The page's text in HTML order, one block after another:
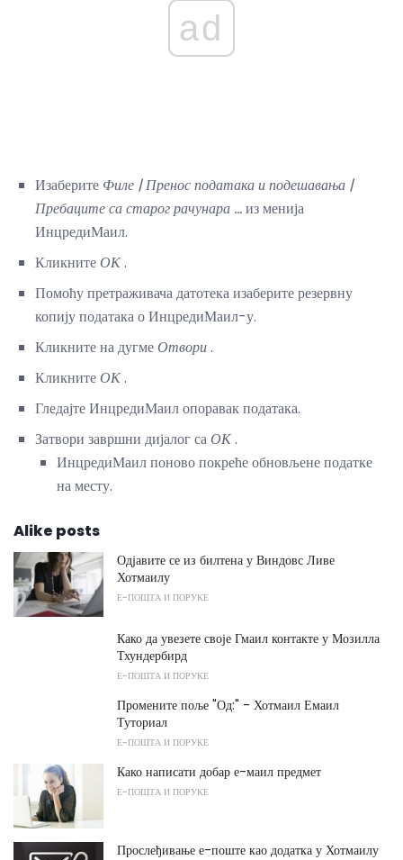
ad
Изаберите Филе |Пренос података и подешавања |
Пребаците са старог рачунара ...из менија
ИнцредиМаил.
КликнитеОК.
Помоћу претраживача датотека изаберите резервну
копију података о ИнцредиМаил-у.
Кликните на дугмеОтвори.
КликнитеОК.
Гледајте ИнцредиМаил опоравак података.
Затвори завршни дијалог саОК.
ИнцредиМаил поново покреће обновљене податке
на месту.
Alike posts
Одјавите се из билтена у Виндовс Ливе
Хотмаилу
Е-ПОШТА И ПОРУКЕ
Како да увезете своје Гмаил контакте у Мозилла
Тхундербирд
Е-ПОШТА И ПОРУКЕ
Промените поље "Од:" - Хотмаил Емаил
Туториал
Е-ПОШТА И ПОРУКЕ
Како написати добар е-маил предмет
Е-ПОШТА И ПОРУКЕ
Прослеђивање е-поште као додатка у Хотмаилу